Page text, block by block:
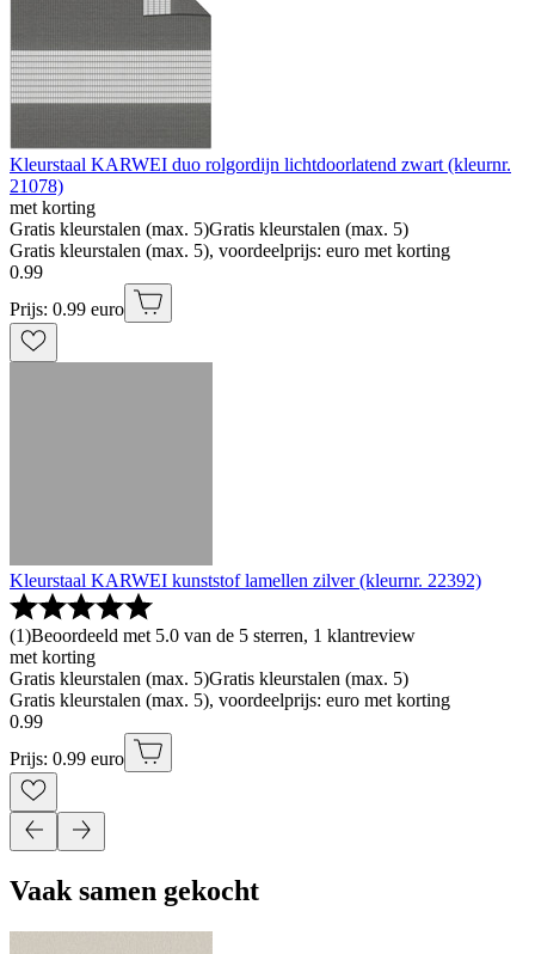
Kleurstaal KARWEI duo rolgordijn lichtdoorlatend zwart (kleurnr.
21078)
met korting
Gratis kleurstalen (max. 5)Gratis kleurstalen (max. 5)
Gratis kleurstalen (max. 5), voordeelprijs: euro met korting
0.99
Prijs: 0.99 euro
Kleurstaal KARWEI kunststof lamellen zilver (kleurnr. 22392)
(1)Beoordeeld met 5.0 van de 5 sterren, 1 klantreview
met korting
Gratis kleurstalen (max. 5)Gratis kleurstalen (max. 5)
Gratis kleurstalen (max. 5), voordeelprijs: euro met korting
0.99
Prijs: 0.99 euro
Vaak samen gekocht